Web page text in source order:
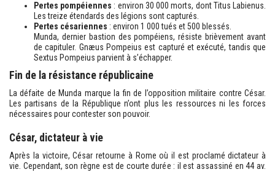
Pertes pompéiennes : environ 30 000 morts, dont Titus Labienus.
Les treize étendards des légions sont capturés.
Pertes césariennes : environ 1 000 tués et 500 blessés.
Munda, dernier bastion des pompéiens, résiste brièvement avant
de capituler. Gnæus Pompeius est capturé et exécuté, tandis que
Sextus Pompeius parvient à s’échapper.
Fin de la résistance républicaine
La défaite de Munda marque la fin de l’opposition militaire contre César.
Les partisans de la République n’ont plus les ressources ni les forces
nécessaires pour contester son pouvoir.
César, dictateur à vie
Après la victoire, César retourne à Rome où il est proclamé dictateur à
vie. Cependant, son règne est de courte durée : il est assassiné en 44 av.